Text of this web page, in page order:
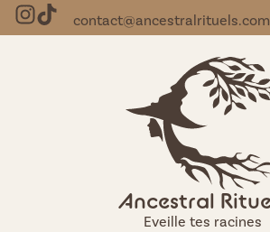
contact@ancestralrituels.com
Ancestral
Eveille tes racines